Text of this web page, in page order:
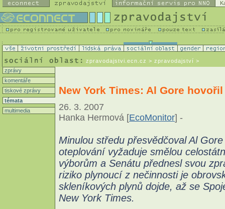
zpravodajstvi.ecn.cz > zpravodajství >
zprávy
komentáře
tiskové zprávy
témata
multimedia
New York Times: Al Gore
26. 3. 2007
Hanka Hermová [EcoMonitor] -
Minulou středu přesvědčoval Al
oteplování vyžaduje smělou
výborům a Senátu přednesl svou
riziko plynoucí z nečinnosti je
skleníkových plynů dojde, až se
New York Times.